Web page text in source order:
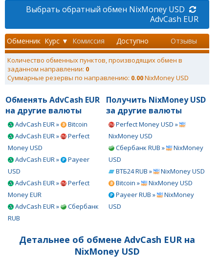
Выбрать обратный обмен NixMoney USD
AdvCash EUR
Обменник Курс ▼ Комиссия Доступно Отзывы
Количество обменных пунктов, производящих обмен в
заданном направлении: 0
Суммарные резервы по направлению: 0.00NixMoney USD
Обменять AdvCash EUR
на другие валюты
AdvCash EUR »
Bitcoin
AdvCash EUR »
Perfect
Money USD
AdvCash EUR »
Payeer
USD
AdvCash EUR »
Perfect
Money EUR
AdvCash EUR »
Сбербанк
RUB
Получить NixMoney USD
за другие валюты
Perfect Money USD »
NixMoney USD
Сбербанк RUB »
NixMoney
USD
ВТБ24 RUB »
NixMoney USD
Bitcoin »
NixMoney USD
Payeer RUB »
NixMoney
USD
Детальнее об обмене AdvCash EUR на
NixMoney USD